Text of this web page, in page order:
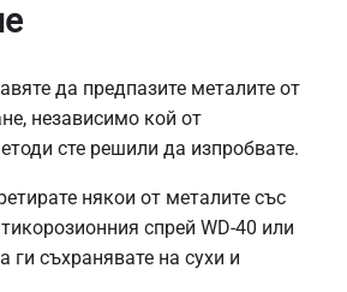
да предпазите металите от
независимо кой от
сте решили да изпробвате.
някои от металите със
спрей WD-40 или
ги съхранявате на сухи и